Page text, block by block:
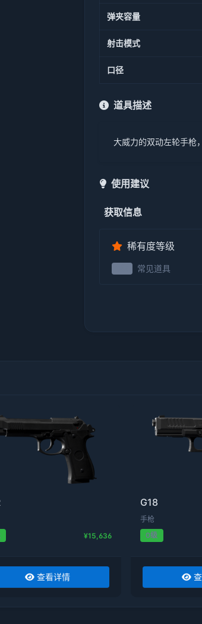
弹夹容量
射击模式
口径
道具描述
大威力的双动左轮手枪
使用建议
获取信息
稀有度等级
常见道具
¥15,636
查看详情
G18
手枪
0级